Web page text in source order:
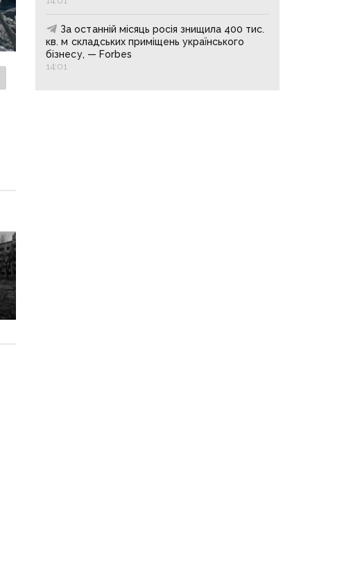
За останній місяць росія знищила 400 тис.
кв. м складських приміщень українського
бізнесу, — Forbes
14:01